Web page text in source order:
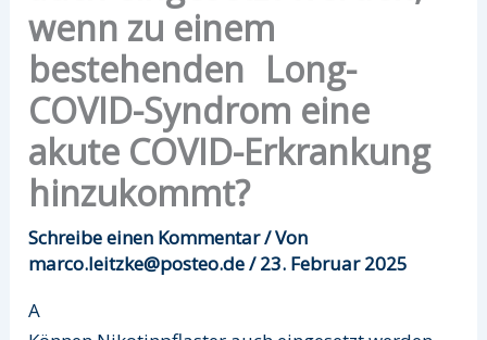
wenn zu einem
bestehenden Long-
COVID-Syndrom eine
akute COVID-Erkrankung
hinzukommt?
Schreibe einen Kommentar/ Von
marco.leitzke@posteo.de/23. Februar 2025
A